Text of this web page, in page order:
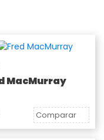
MacMurray
Comparar